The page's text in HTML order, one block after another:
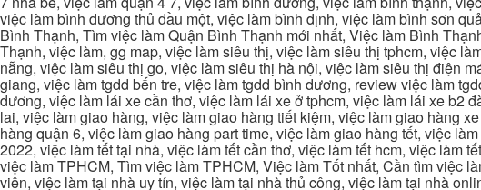
việc làm bình dương thủ dầu một, việc làm bình định, việc làm bình sơn
Bình Thạnh, Tìm việc làm Quận Bình Thạnh mới nhất, Việc làm Bình
Thạnh, việc làm, gg map, việc làm siêu thị, việc làm siêu thị tphcm, việc
nẵng, việc làm siêu thị go, việc làm siêu thị hà nội, việc làm siêu thị điện
giang, việc làm tgdd bến tre, việc làm tgdd bình dương, review việc làm
dương, việc làm lái xe cần thơ, việc làm lái xe ở tphcm, việc làm lái xe b2
lai, việc làm giao hàng, việc làm giao hàng tiết kiệm, việc làm giao hàng
hàng quận 6, việc làm giao hàng part time, việc làm giao hàng tết, việc
2022, việc làm tết tại nhà, việc làm tết cần thơ, việc làm tết hcm, việc làm
việc làm TPHCM, Tìm việc làm TPHCM, Việc làm Tốt nhất, Cần tìm việc
viên, việc làm tại nhà uy tín, việc làm tại nhà thủ công, việc làm tại nhà